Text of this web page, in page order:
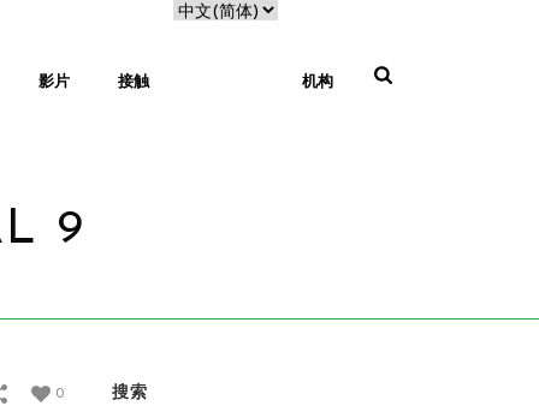
影片 接触 机构
9
0 搜索